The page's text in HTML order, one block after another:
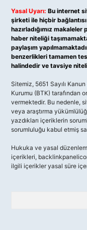
Yasal Uyarı: Bu internet
şirketi ile hiçbir
hazırladığımız
haber niteliği
paylaşım
benzerlikleri tamamen
halindedir ve tavsiye
Sitemiz, 5651 Sayılı
Kurumu (BTK) tarafından
vermektedir. Bu nedenle,
veya araştırma
yazdıkları içeriklerin
sorumluluğu kabul etmiş
Hukuka ve yasal
içerikleri,
ilgili içerikler yasal süre